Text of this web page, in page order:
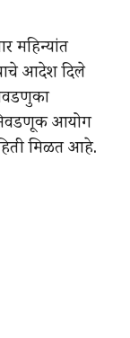
महिन्यांत
आदेश दिले
आयोग
मिळत आहे.